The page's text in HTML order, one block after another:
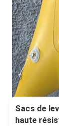
Sacs de
haute